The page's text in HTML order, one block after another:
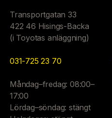
Transportgatan 33
422 46 Hisings-Backa
(i Toyotas anläggning)
031-725 23 70
Måndag–fredag: 08:00–
17:00
Lördag–söndag: stängt